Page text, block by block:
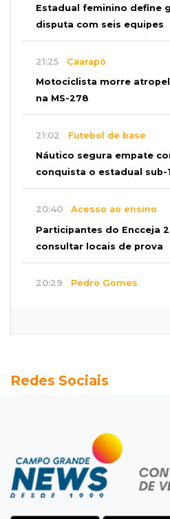
Estadual feminino define
disputa com seis equipes
21:25 Caarapó
Motociclista morre
na MS-278
21:02 Futebol de base
Náutico segura empate
conquista o estadual sub-
20:40 Acesso ao ensino
Participantes do Encceja
consultar locais de prova
20:29 Pedro Gomes
Pantanal treina em
Campeonato
Remo busca empate com
na zona de rebaixamento
Redes Sociais